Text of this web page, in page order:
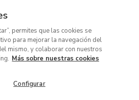
Imagen-
permites que las cookies se
para mejorar la navegación del
mismo, y colaborar con nuestros
Más sobre nuestras cookies
Configurar